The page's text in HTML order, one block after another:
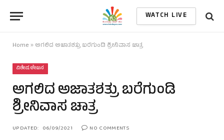
WATCH LIVE
Home » ಅಗಲಿದ ಅಜಾತಶತ್ರು ಬರೆಗುಂಡಿ ಶ್ರೀನಿವಾಸ ಚಾತ್ರ
ವಿಶೇಷ ಲೇಖನ
ಅಗಲಿದ ಅಜಾತಶತ್ರು ಬರೆಗುಂಡಿ
ಶ್ರೀನಿವಾಸ ಚಾತ್ರ
UPDATED: 06/09/2021 NO COMMENTS